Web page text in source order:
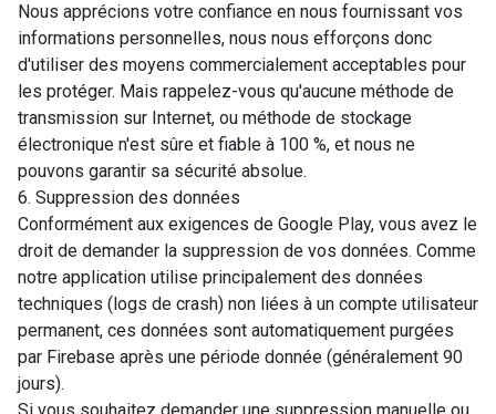
Nous apprécions votre confiance en nous fournissant vos
informations personnelles, nous nous efforçons donc
d'utiliser des moyens commercialement acceptables pour
les protéger. Mais rappelez-vous qu'aucune méthode de
transmission sur Internet, ou méthode de stockage
électronique n'est sûre et fiable à 100 %, et nous ne
pouvons garantir sa sécurité absolue.
6. Suppression des données
Conformément aux exigences de Google Play, vous avez le
droit de demander la suppression de vos données. Comme
notre application utilise principalement des données
techniques (logs de crash) non liées à un compte utilisateur
permanent, ces données sont automatiquement purgées
par Firebase après une période donnée (généralement 90
jours).